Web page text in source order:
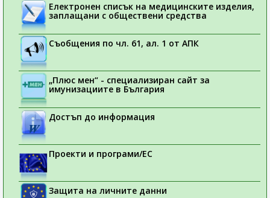
Електронен списък на медицинските изделия,
заплащани с обществени средства
Съобщения по чл. 61, ал. 1 от АПК
„Плюс мен“ - специализиран сайт за
имунизациите в България
Достъп до информация
Проекти и програми/ЕС
Защита на личните данни